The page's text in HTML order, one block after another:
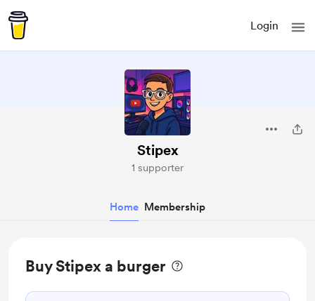
Login
Stipex
1 supporter
Home Membership
Buy Stipex a burger